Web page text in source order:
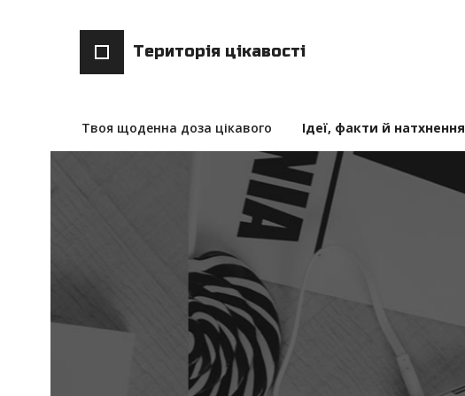
Територія цікавості
Твоя щоденна доза цікавого Ідеї, факти й натхнення